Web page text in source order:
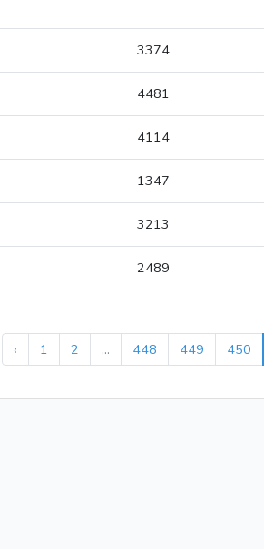
3374
4481
4114
1347
3213
2489
‹ 1 2 ... 448 449 450